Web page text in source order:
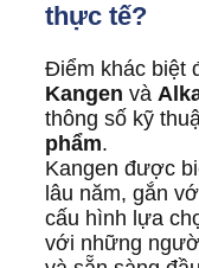
thực tế?
Điểm khác biệt
Kangen và
thông số kỹ
phẩm.
Kangen được
lâu năm, gắn
cấu hình lựa
với những